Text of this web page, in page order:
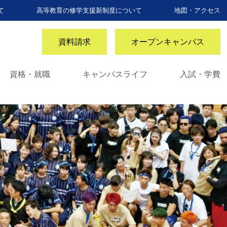
高等教育の修学支援新制度について 地図・アクセス
資料請求 オープンキャンパス
資格・就職 キャンパスライフ 入試・学費